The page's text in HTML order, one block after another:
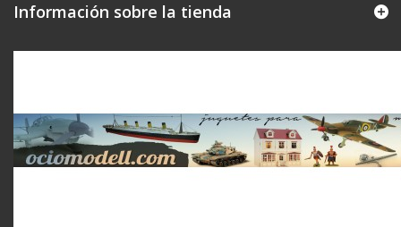
Información sobre la tienda